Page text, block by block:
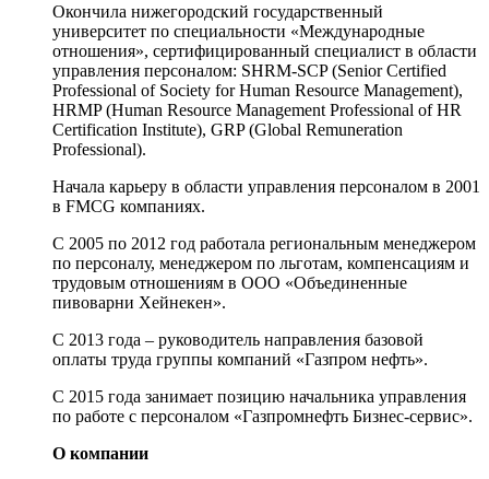
Окончила нижегородский государственный
университет по специальности «Международные
отношения», сертифицированный специалист в области
управления персоналом: SHRM-SCP (Senior Certified
Professional of Society for Human Resource Management),
HRMP (Human Resource Management Professional of HR
Certification Institute), GRP (Global Remuneration
Professional).
Начала карьеру в области управления персоналом в 2001
в FMCG компаниях.
С 2005 по 2012 год работала региональным менеджером
по персоналу, менеджером по льготам, компенсациям и
трудовым отношениям в ООО «Объединенные
пивоварни Хейнекен».
С 2013 года – руководитель направления базовой
оплаты труда группы компаний «Газпром нефть».
С 2015 года занимает позицию начальника управления
по работе с персоналом «Газпромнефть Бизнес-сервис».
О компании